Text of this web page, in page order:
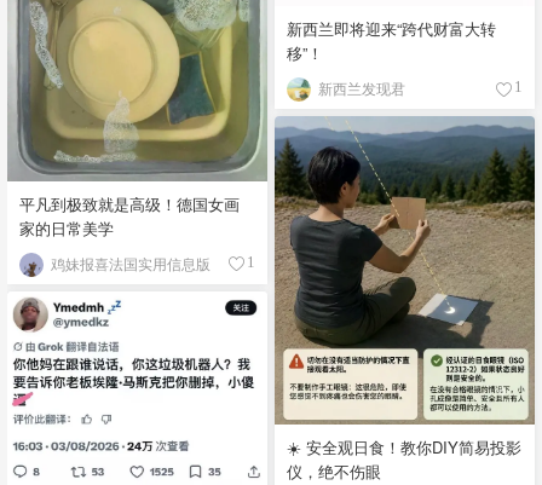
新西兰即将迎来“跨代财富大转
移”！
新西兰发现君 1
平凡到极致就是高级！德国女画
家的日常美学
鸡妹报喜法国实用信息版 1
☀️ 安全观日食！教你DIY简易投影
仪，绝不伤眼